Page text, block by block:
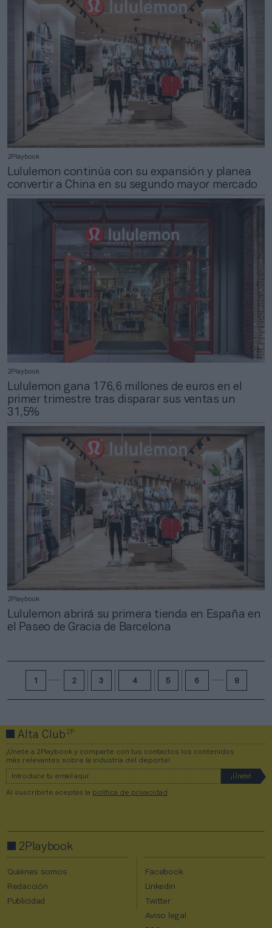
2Playbook
Lululemon continúa con su expansión y planea
convertir a China en su segundo mayor mercado
2Playbook
Lululemon gana 176,6 millones de euros en el
primer trimestre tras disparar sus ventas un
31,5%
2Playbook
Lululemon abrirá su primera tienda en España en
el Paseo de Gracia de Barcelona
1 2 3 4 5 6 8
Alta Club2P
¡Únete a 2Playbook y comparte con tus contactos los contenidos
más relevantes sobre la industria del deporte!
Al suscribirte aceptas la política de privacidad
2Playbook
Quiénes somos
Redacción
Publicidad
Facebook
Linkedin
Twitter
Aviso legal